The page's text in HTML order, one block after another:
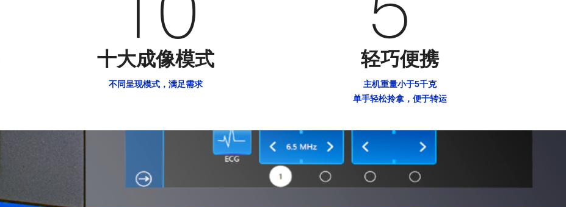
十大成像模式
不同呈现模式，满足需求
轻巧便携
主机重量小于5千克
单手轻松拎拿，便于转运